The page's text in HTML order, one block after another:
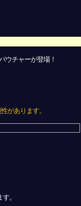
ウチャーが登場！
があります。
。